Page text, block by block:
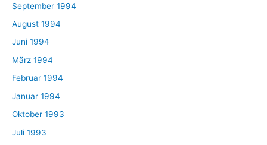
September 1994
August 1994
Juni 1994
März 1994
Februar 1994
Januar 1994
Oktober 1993
Juli 1993